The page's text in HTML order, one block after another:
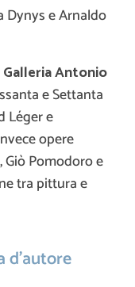
Dynys e Arnaldo
Galleria Antonio
e Settanta
Léger e
opere
Pomodoro e
tra pittura e
d’autore